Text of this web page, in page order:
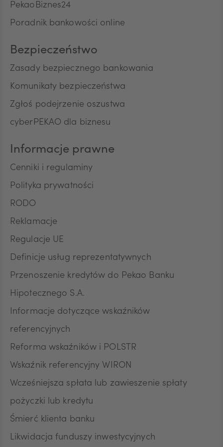
przez Bank w rozmowach telefonicznych informacji
przez Bank automatycznych systemów
Na podstawie niniejszej zgody mogą być
Pana/Pani danych osobowych: identyfikacyjne,
poziomu wykształcenia oraz posiadanych
produktów finansowych. Niniejszą zgodę składam
poinformowany/a/ o prawie do jej wycofania w
wycofanie zgody nie wpływa na zgodność z
prawem przetwarzania, którego dokonano na
podstawie zgody przed jej wycofaniem.
PekaoBiznes24
Poradnik bankowości online
Bezpieczeństwo
Zasady bezpiecznego bankowania
Komunikaty bezpieczeństwa
Zgłoś podejrzenie oszustwa
cyberPEKAO dla biznesu
Informacje prawne
Cenniki i regulaminy
Polityka prywatności
RODO
Reklamacje
Regulacje UE
Definicje usług reprezentatywnych
Przenoszenie kredytów do Pekao Banku
Hipotecznego S.A.
Informacje dotyczące wskaźników
referencyjnych
Reforma wskaźników i POLSTR
Wskaźnik referencyjny WIRON
Wcześniejsza spłata lub zawieszenie spłaty
pożyczki lub kredytu
Śmierć klienta banku
Likwidacja funduszy inwestycyjnych